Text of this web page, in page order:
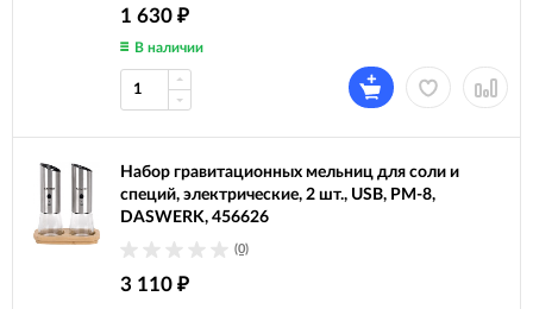
1 630 ₽
В наличии
Набор гравитационных мельниц для соли и
специй, электрические, 2 шт., USB, PM-8,
DASWERK, 456626
(0)
3 110 ₽